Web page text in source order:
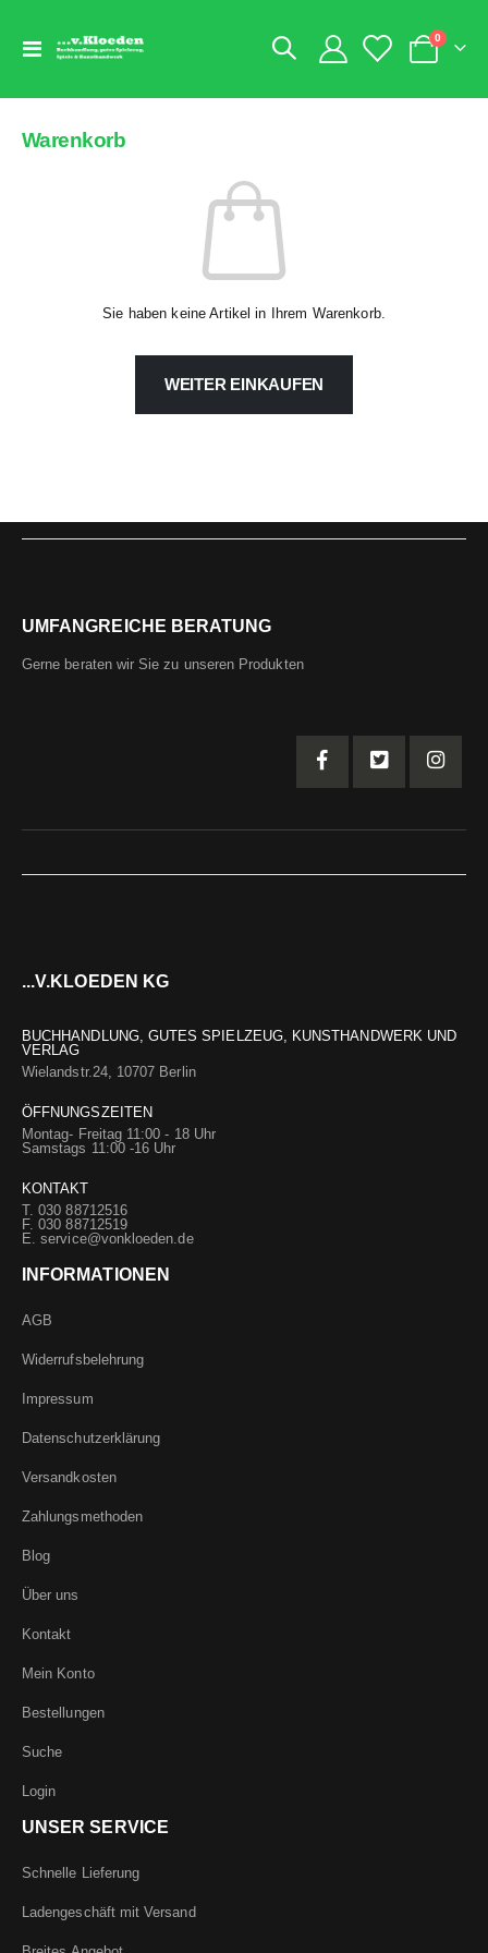
Navigation
Warenkorb
0 Artikel
Warenkorb
Sie haben keine Artikel in Ihrem Warenkorb.
WEITER EINKAUFEN
UMFANGREICHE BERATUNG
Gerne beraten wir Sie zu unseren Produkten
...V.KLOEDEN KG
BUCHHANDLUNG, GUTES SPIELZEUG, KUNSTHANDWERK UND
VERLAG
Wielandstr.24, 10707 Berlin
ÖFFNUNGSZEITEN
Montag- Freitag 11:00 - 18 Uhr
Samstags 11:00 -16 Uhr
KONTAKT
T. 030 88712516
F. 030 88712519
E.service@vonkloeden.de
INFORMATIONEN
AGB
Widerrufsbelehrung
Impressum
Datenschutzerklärung
Versandkosten
Zahlungsmethoden
Blog
Über uns
Kontakt
Mein Konto
Bestellungen
Suche
Login
UNSER SERVICE
Schnelle Lieferung
Ladengeschäft mit Versand